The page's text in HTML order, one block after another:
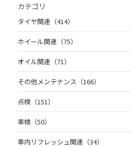
カテゴリ
タイヤ関連（414）
ホイール関連（75）
オイル関連（71）
その他メンテナンス（166）
点検（151）
車検（50）
車内リフレッシュ関連（34）